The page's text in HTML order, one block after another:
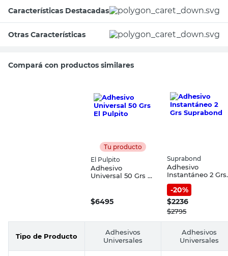
Características Destacadas
Otras Características
Compará con productos similares
Tu producto
El Pulpito
Adhesivo
Universal 50 Grs El
$6495
Suprabond
Adhesivo
Instantáneo 2 Grs
Suprabond
-20%
$2236
$2795
Tipo de Producto
Adhesivos
Universales
Adhesivos
Universales